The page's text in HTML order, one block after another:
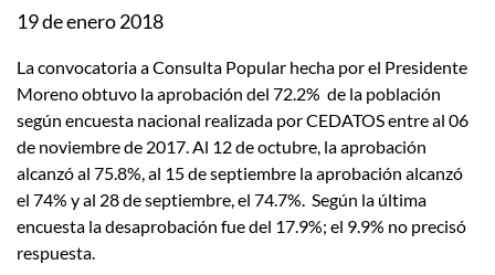
19 de enero 2018
La convocatoria a Consulta Popular hecha por el Presidente
Moreno obtuvo la aprobación del 72.2% de la población
según encuesta nacional realizada por CEDATOS entre al 06
de noviembre de 2017. Al 12 de octubre, la aprobación
alcanzó al 75.8%, al 15 de septiembre la aprobación alcanzó
el 74% y al 28 de septiembre, el 74.7%. Según la última
encuesta la desaprobación fue del 17.9%; el 9.9% no precisó
respuesta.